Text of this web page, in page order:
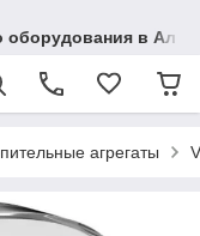
оборудования в
агрегаты